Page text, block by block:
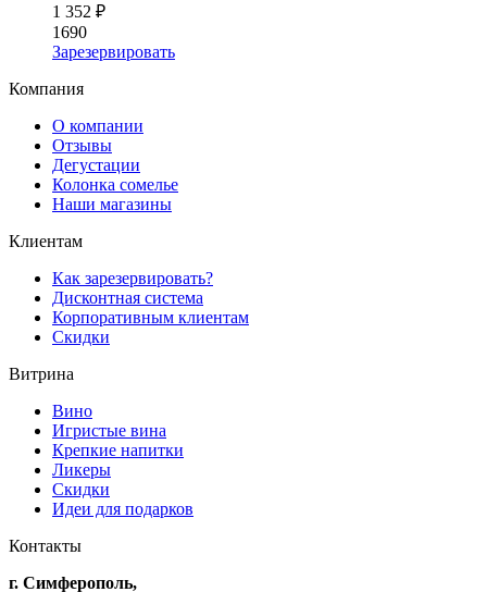
1 352 ₽
1690
Зарезервировать
Компания
О компании
Отзывы
Дегустации
Колонка сомелье
Наши магазины
Клиентам
Как зарезервировать?
Дисконтная система
Корпоративным клиентам
Скидки
Витрина
Вино
Игристые вина
Крепкие напитки
Ликеры
Скидки
Идеи для подарков
Контакты
г. Симферополь,